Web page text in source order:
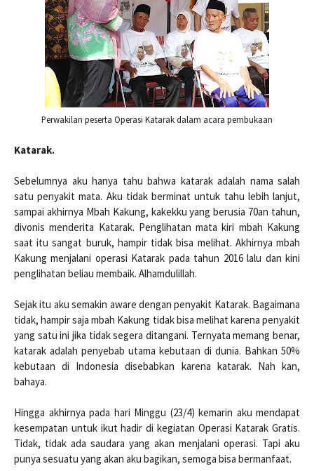
Perwakilan peserta Operasi Katarak dalam acara pembukaan
Katarak.
Sebelumnya aku hanya tahu bahwa katarak adalah nama salah
satu penyakit mata. Aku tidak berminat untuk tahu lebih lanjut,
sampai akhirnya Mbah Kakung, kakekku yang berusia 70an tahun,
divonis menderita Katarak. Penglihatan mata kiri mbah Kakung
saat itu sangat buruk, hampir tidak bisa melihat. Akhirnya mbah
Kakung menjalani operasi Katarak pada tahun 2016 lalu dan kini
penglihatan beliau membaik. Alhamdulillah.
Sejak itu aku semakin aware dengan penyakit Katarak. Bagaimana
tidak, hampir saja mbah Kakung tidak bisa melihat karena penyakit
yang satu ini jika tidak segera ditangani. Ternyata memang benar,
katarak adalah penyebab utama kebutaan di dunia. Bahkan 50%
kebutaan di Indonesia disebabkan karena katarak. Nah kan,
bahaya.
Hingga akhirnya pada hari Minggu (23/4) kemarin aku mendapat
kesempatan untuk ikut hadir di kegiatan Operasi Katarak Gratis.
Tidak, tidak ada saudara yang akan menjalani operasi. Tapi aku
punya sesuatu yang akan aku bagikan, semoga bisa bermanfaat.